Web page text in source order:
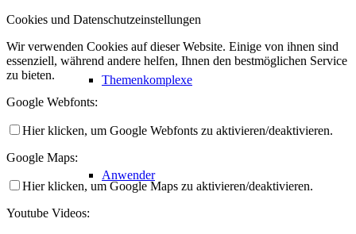
Themenkomplexe
Anwender
Cookies und Datenschutzeinstellungen
Wir verwenden Cookies auf dieser Website. Einige von ihnen sind
essenziell, während andere helfen, Ihnen den bestmöglichen Service
zu bieten.
Google Webfonts:
Hier klicken, um Google Webfonts zu aktivieren/deaktivieren.
Google Maps:
Hier klicken, um Google Maps zu aktivieren/deaktivieren.
Youtube Videos: